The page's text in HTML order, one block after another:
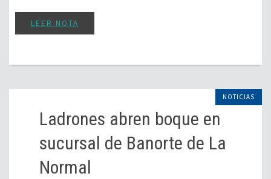
LEER NOTA
NOTICIAS
Ladrones abren boque en
sucursal de Banorte de La
Normal